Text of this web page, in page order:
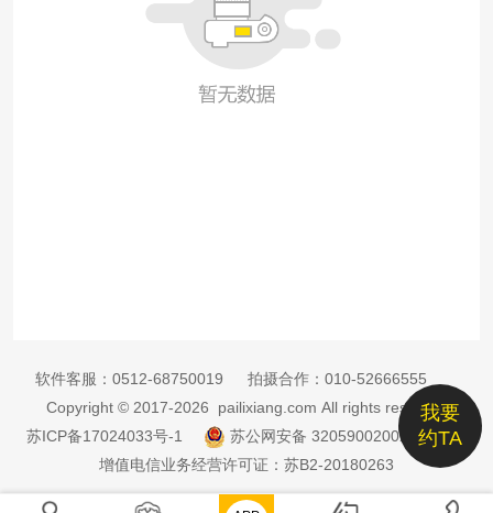
我要
约TA
软件客服： 0512-68750019 拍摄合作： 010-52666555
Copyright © 2017-2026 pailixiang.com All rights reserved
苏ICP备17024033号-1
苏公网安备 32059002002885号
增值电信业务经营许可证：苏B2-20180263